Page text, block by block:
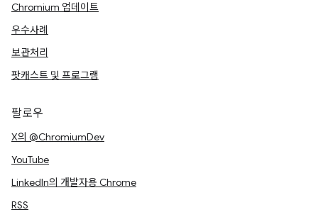
Chromium 업데이트
우수사례
보관처리
팟캐스트 및 프로그램
팔로우
X의 @ChromiumDev
YouTube
LinkedIn의 개발자용 Chrome
RSS